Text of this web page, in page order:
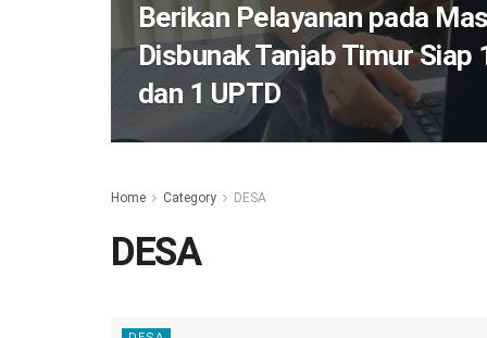
Berikan Pelayanan pada
Disbunak Tanjab Timur Siap
dan 1 UPTD
Home Category DESA
DESA